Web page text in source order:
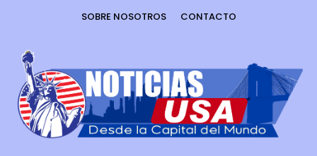
SOBRE NOSOTROS CONTACTO